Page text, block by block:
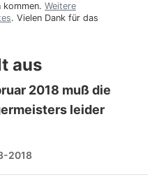
kommen. Weitere
. Vielen Dank für das
aus
2018 muß die
leider
2018